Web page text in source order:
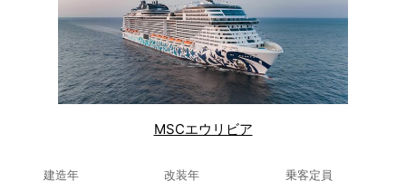
MSCエウリビア
建造年 改装年 乗客定員